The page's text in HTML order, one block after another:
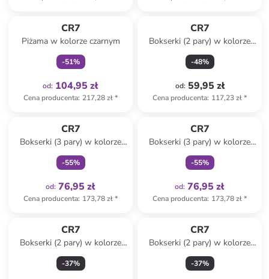
CR7
Piżama w kolorze czarnym
-51%
od: 104,95 zł
Cena producenta: 217,28 zł*
CR7
Bokserki (2 pary) w kolorze
czarnym
-48%
od: 59,95 zł
Cena producenta: 117,23 zł*
CR7
Bokserki (3 pary) w kolorze
czarnym
-55%
od: 76,95 zł
Cena producenta: 173,78 zł*
CR7
Bokserki (3 pary) w kolorze
czarnym i niebieskim
-55%
od: 76,95 zł
Cena producenta: 173,78 zł*
CR7
Bokserki (2 pary) w kolorze
czarnym
-37%
CR7
Bokserki (2 pary) w kolorze
czarnym
-37%